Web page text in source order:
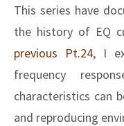
This series have
the history of EQ
previous Pt.24, I
frequency
characteristics can
and reproducing